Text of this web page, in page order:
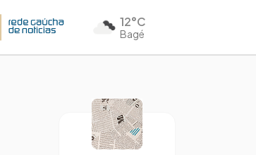
12°C
Bagé